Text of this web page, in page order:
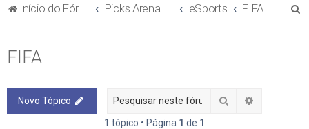
Início do Fórum! eSports FIFA
FIFA
Novo Tópico Pesquisar
1 tópico • Página 1 de 1